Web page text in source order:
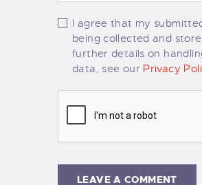
I agree that my
being collected and
further details on
data, see our Privacy